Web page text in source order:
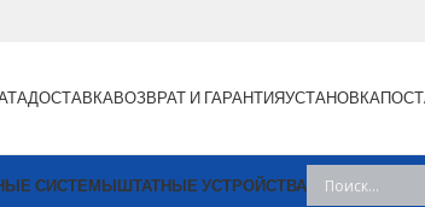
ДОСТАВКАВОЗВРАТ И ГАРАНТИЯУСТАНОВКА
СИСТЕМЫШТАТНЫЕ УСТРОЙСТВА